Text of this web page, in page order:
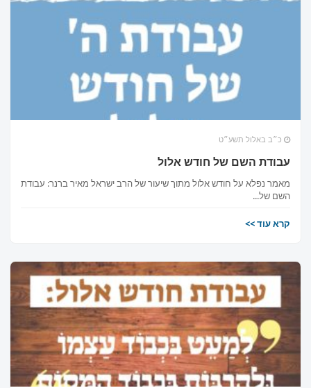
כ״ב באלול תשע״ט
עבודת השם של חודש אלול
מאמר נפלא על חודש אלול מתוך שיעור של הרב ישראל מאיר ברנר: עבודת
השם של...
קרא עוד >>
מחפשים בית כנסת או מוסד
ברסלב?
בארץ ובעולם! מצאו זמני תפילות, שיעורי תורה, כתובות
לכניסה לאינדקס ➔